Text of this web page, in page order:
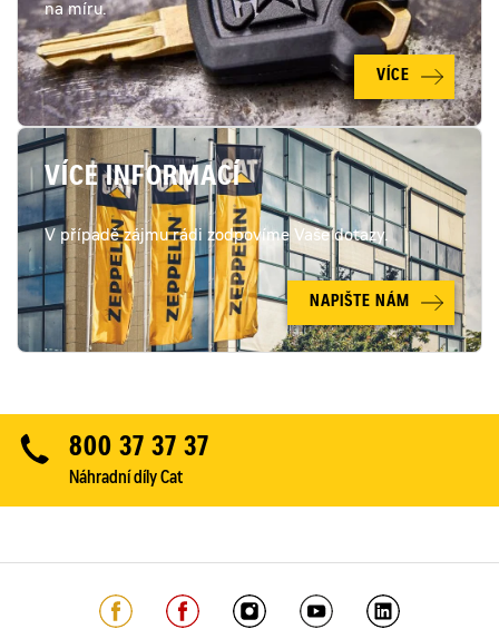
na míru.
VÍCE
VÍCE INFORMACÍ
V případě zájmu rádi zodpovíme Vaše dotazy.
NAPIŠTE NÁM
800 37 37 37
Náhradní díly Cat